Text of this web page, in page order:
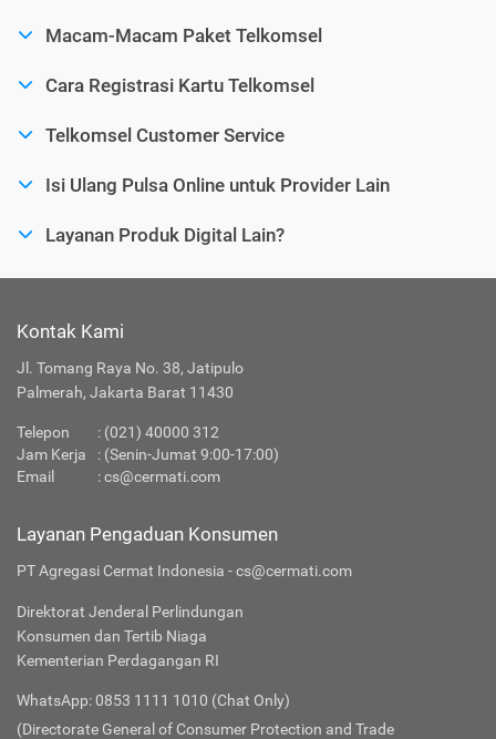
Macam-Macam Paket Telkomsel
Cara Registrasi Kartu Telkomsel
Telkomsel Customer Service
Isi Ulang Pulsa Online untuk Provider Lain
Layanan Produk Digital Lain?
Kontak Kami
Jl. Tomang Raya No. 38, Jatipulo
Palmerah, Jakarta Barat 11430
Telepon : (021) 40000 312
Jam Kerja
: (Senin-Jumat 9:00-17:00)
Email
:cs@cermati.com
Layanan Pengaduan Konsumen
PT Agregasi Cermat Indonesia - cs@cermati.com
Direktorat Jenderal Perlindungan
Konsumen dan Tertib Niaga
Kementerian Perdagangan RI
WhatsApp: 0853 1111 1010 (Chat Only)
(Directorate General of Consumer Protection and Trade